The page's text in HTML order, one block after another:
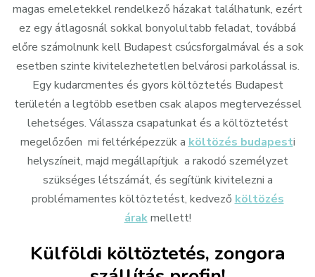
magas emeletekkel rendelkező házakat találhatunk, ezért
ez egy átlagosnál sokkal bonyolultabb feladat, továbbá
előre számolnunk kell Budapest csúcsforgalmával és a sok
esetben szinte kivitelezhetetlen belvárosi parkolással is.
Egy kudarcmentes és gyors költöztetés Budapest
területén a legtöbb esetben csak alapos megtervezéssel
lehetséges. Válassza csapatunkat és a költöztetést
megelőzően mi feltérképezzük a költözés budapesti
helyszíneit, majd megállapítjuk a rakodó személyzet
szükséges létszámát, és segítünk kivitelezni a
problémamentes költöztetést, kedvező költözés
árakmellett!
Külföldi költöztetés, zongora